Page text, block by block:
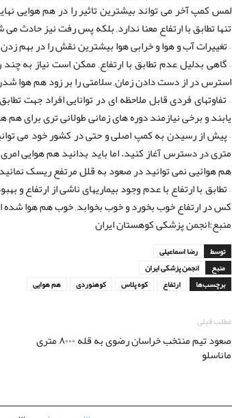
تنها تطابق با ارتفاع معنا ندارد, بلکه پس رفت نیز حادث
– تغییرات آب و هوا و خرابی هوا بیشترین نقش را در بهم
– گاهی بدلیل عدم تطابق با ارتفاع, ممکن است نیاز به
استرس در از دست دادن زمان, سلامتی را بر زود هم هوا
– تفاوتهای فردی قابل ملاحظه ای در توانایی افراد جهت
یابند و برخی نیازمند دوره های زمانی طولانی تری برای
متری در دسترس آغاز کنید. اما باید بدانید هم هوایی
هم هوائیی نمی توانید در صعود به قلل مرتفع ریسک
– تطابق با ارتفاع با عدم وجود بیماریهای ناشی از
کس در ارتفاع خوب بخورد و خوب بخوابد, خوب هم هوا
منبع:انجمن پزشکی کوهستان ایران
توسط
رضا اسماعیلی
منبع
انجمن پزشکی ایران
برچسب‌ها
ارتفاع کوه پلاس کوهنوردی هم هوایی
مطلب قبلی
صعود تیم منتخب خراسان رضوی به قله ۸۰۰۰ متری
ماناسلو